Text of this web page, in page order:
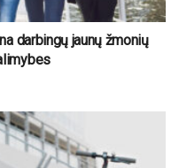
darbingų jaunų žmonių